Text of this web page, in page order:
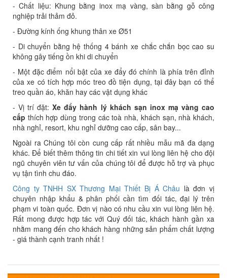
- Chất liệu: Khung bằng inox mạ vàng, sàn bằng gỗ công
nghiệp trải thảm đỏ.
- Đường kính ống khung thân xe Ø51
- Di chuyển bằng hệ thống 4 bánh xe chắc chắn bọc cao su
không gây tiếng ồn khi di chuyển
- Một đặc điểm nổi bật của xe đẩy đó chính là phía trên đỉnh
của xe có tích hợp móc treo đồ tiện dụng, tại đây bạn có thể
treo quần áo, khăn hay các vật dụng khác
- Vị trí đặt:Xe đẩy hành lý khách sạn inox mạ vàng cao
cấp thích hợp dùng trong các toà nhà, khách sạn, nhà khách,
nhà nghỉ, resort, khu nghỉ dưỡng cao cấp, sân bay...
Ngoài ra Chúng tôi còn cung cấp rất nhiều mẫu mã đa dạng
khác. Để biết thêm thông tin chi tiết xin vui lòng liên hệ cho đội
ngũ chuyên viên tư vấn của chúng tôi để được hỗ trợ và phục
vụ tận tình chu đáo.
Công ty TNHH SX Thương Mại Thiết Bị Á Châu là đơn vị
chuyên nhập khẩu & phân phối cần tìm đối tác, đại lý trên
phạm vi toàn quốc. Đơn vị nào có nhu cầu xin vui lòng liên hệ.
Rất mong được hợp tác với Quý đối tác, khách hành gần xa
nhằm mang đến cho khách hàng những sản phẩm chất lượng
- giá thành cạnh tranh nhất !